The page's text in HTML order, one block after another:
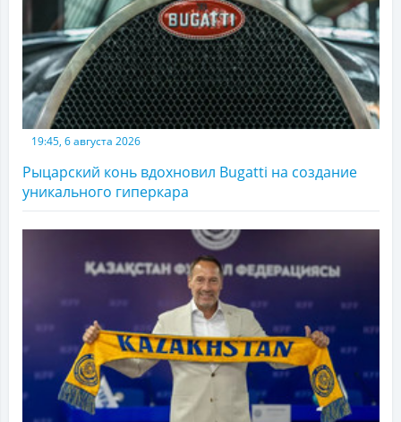
19:45, 6 августа 2026
Рыцарский конь вдохновил Bugatti на создание
уникального гиперкара